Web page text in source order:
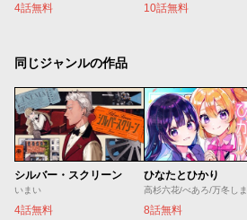
4話無料 10話無料
同じジャンルの作品
シルバー・スクリーン
いまい
4話無料
ひなたとひかり
高杉六花/べあろ/万冬しま
8話無料